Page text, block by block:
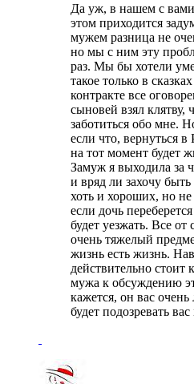
Да уж, в нашем с
этом приходится
мужем разница не
но мы с ним эту
раз. Мы бы хотели
такое только в
контракте все
сыновей взял клятву,
заботиться обо мне.
если что, вернуться
на тот момент будет
Замуж я выходила за
и вряд ли захочу
хоть и хороших, но
если дочь
будет уезжать. Все
очень тяжелый
жизнь есть жизнь.
действительно стоит
мужа к обсуждению
кажется, он вас
будет подозревать